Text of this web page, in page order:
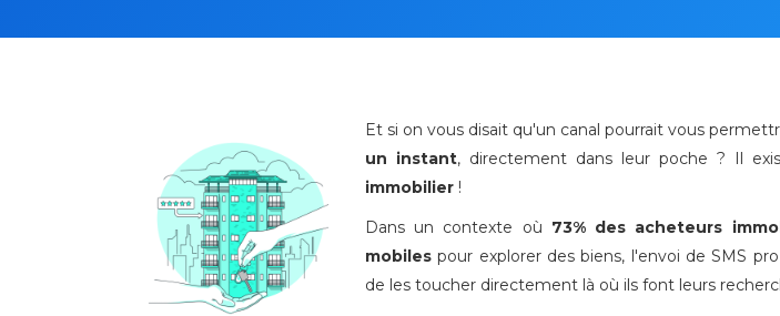
Et si on vous disait qu'un canal pourrait vous
un instant, directement dans leur poche ? Il
immobilier!
Dans un contexte où 73% des acheteurs
mobilespour explorer des biens, l'envoi de SMS
de les toucher directement là où ils font leurs